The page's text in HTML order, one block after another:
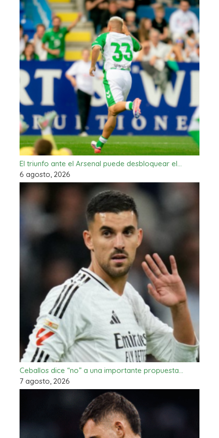
El triunfo ante el Arsenal puede desbloquear el…
6 agosto, 2026
Ceballos dice “no” a una importante propuesta…
7 agosto, 2026